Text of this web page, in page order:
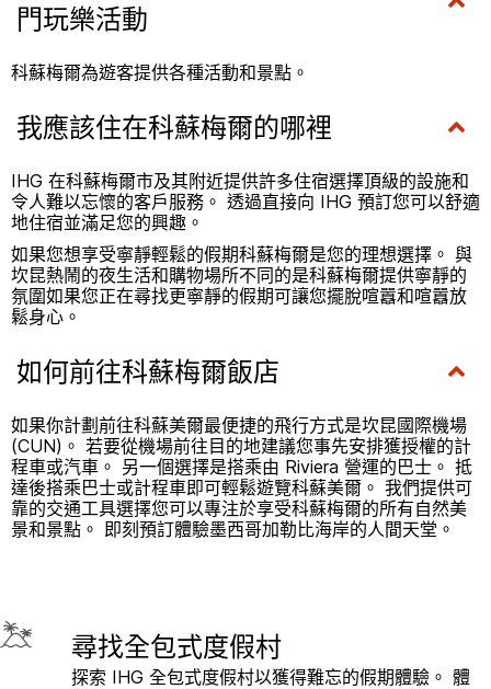
門玩樂活動
科蘇梅爾為遊客提供各種活動和景點。
我應該住在科蘇梅爾的哪裡
IHG 在科蘇梅爾市及其附近提供許多住宿選擇頂級的設施和
令人難以忘懷的客戶服務。 透過直接向 IHG 預訂您可以舒適
地住宿並滿足您的興趣。
如果您想享受寧靜輕鬆的假期科蘇梅爾是您的理想選擇。 與
坎昆熱鬧的夜生活和購物場所不同的是科蘇梅爾提供寧靜的
氛圍如果您正在尋找更寧靜的假期可讓您擺脫喧囂和喧囂放
鬆身心。
如何前往科蘇梅爾飯店
如果你計劃前往科蘇美爾最便捷的飛行方式是坎昆國際機場
(CUN)。 若要從機場前往目的地建議您事先安排獲授權的計
程車或汽車。 另一個選擇是搭乘由 Riviera 營運的巴士。 抵
達後搭乘巴士或計程車即可輕鬆遊覽科蘇美爾。 我們提供可
靠的交通工具選擇您可以專注於享受科蘇梅爾的所有自然美
景和景點。 即刻預訂體驗墨西哥加勒比海岸的人間天堂。
尋找全包式度假村
探索 IHG 全包式度假村以獲得難忘的假期體驗。 體